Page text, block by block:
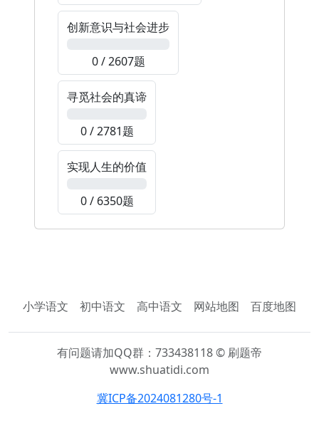
创新意识与社会进步
0 / 2607题
寻觅社会的真谛
0 / 2781题
实现人生的价值
0 / 6350题
小学语文 初中语文 高中语文 网站地图 百度地图
有问题请加QQ群：733438118 © 刷题帝
www.shuatidi.com
冀ICP备2024081280号-1